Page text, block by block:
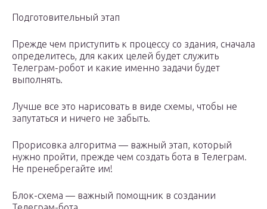
Подготовительный этап
Прежде чем приступить к процессу со здания, сначала
определитесь, для каких целей будет служить
Телеграм-робот и какие именно задачи будет
выполнять.
Лучше все это нарисовать в виде схемы, чтобы не
запутаться и ничего не забыть.
Прорисовка алгоритма — важный этап, который
нужно пройти, прежде чем создать бота в Телеграм.
Не пренебрегайте им!
Блок-схема — важный помощник в создании